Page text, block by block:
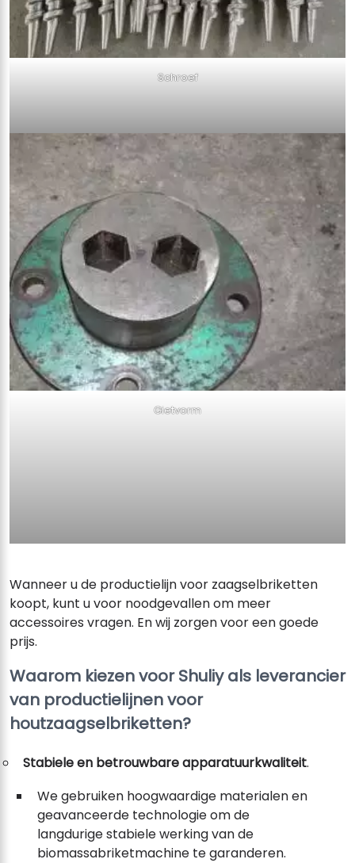
Schroef
Gietvorm
Wanneer u de productielijn voor zaagselbriketten
koopt, kunt u voor noodgevallen om meer
accessoires vragen. En wij zorgen voor een goede
prijs.
Waarom kiezen voor Shuliy als leverancier
van productielijnen voor
houtzaagselbriketten?
Stabiele en betrouwbare apparatuurkwaliteit.
We gebruiken hoogwaardige materialen en
geavanceerde technologie om de
langdurige stabiele werking van de
biomassabriketmachine te garanderen.